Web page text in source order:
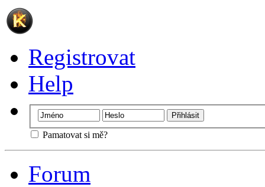
Registrovat
Help
Pamatovat si mě?
Forum